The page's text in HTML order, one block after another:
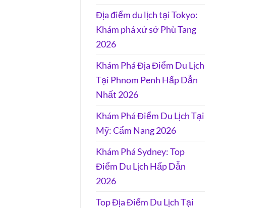
Địa điểm du lịch tại Tokyo:
Khám phá xứ sở Phù Tang
2026
Khám Phá Địa Điểm Du Lịch
Tại Phnom Penh Hấp Dẫn
Nhất 2026
Khám Phá Điểm Du Lịch Tại
Mỹ: Cẩm Nang 2026
Khám Phá Sydney: Top
Điểm Du Lịch Hấp Dẫn
2026
Top Địa Điểm Du Lịch Tại